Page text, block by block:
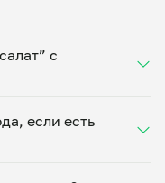
с
свежее
прямо с плиты.
в личном
если есть